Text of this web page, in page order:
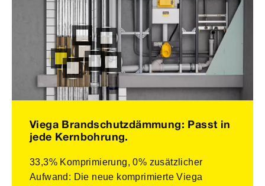
Viega Brandschutzdämmung: Passt in
jede Kernbohrung.
33,3% Komprimierung, 0% zusätzlicher
Aufwand: Die neue komprimierte Viega